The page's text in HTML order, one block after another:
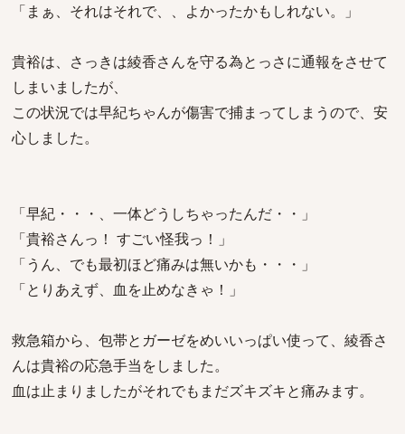
「まぁ、それはそれで、、よかったかもしれない。」
貴裕は、さっきは綾香さんを守る為とっさに通報をさせて
しまいましたが、
この状況では早紀ちゃんが傷害で捕まってしまうので、安
心しました。
「早紀・・・、一体どうしちゃったんだ・・」
「貴裕さんっ！ すごい怪我っ！」
「うん、でも最初ほど痛みは無いかも・・・」
「とりあえず、血を止めなきゃ！」
救急箱から、包帯とガーゼをめいいっぱい使って、綾香さ
んは貴裕の応急手当をしました。
血は止まりましたがそれでもまだズキズキと痛みます。